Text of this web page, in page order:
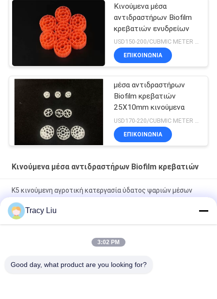
Κινούμενα μέσα
αντιδραστήρων Biofilm
κρεβατιών ενυδρείων
USD150-200/CUBMIC METER MOQ:1CubmicMeter
ΕΠΙΚΟΙΝΩΝΙΑ
μέσα αντιδραστήρων
Biofilm κρεβατιών
25X10mm κινούμενα
USD170-220/CUBMIC METER MOQ:1CubmicMeter
ΕΠΙΚΟΙΝΩΝΙΑ
Κινούμενα μέσα αντιδραστήρων Biofilm κρεβατιών
K5 κινούμενη αγροτική κατεργασία ύδατος ψαριών μέσων
αντιδραστήρων Biofilm κρεβατιών
HDPE MBBR κινούμενη χημική κατεργασία ύδατος
25X12mm κινούμενη
Tracy Liu
3:02 PM
Good day, what product are you looking for?